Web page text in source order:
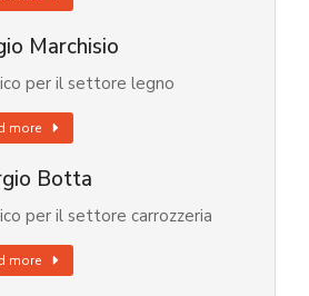
Marchisio
per il settore legno
more
Botta
per il settore carrozzeria
more